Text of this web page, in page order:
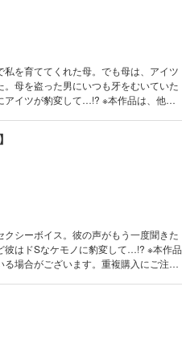
を育ててくれた母。でも母は、アイツ
母を盗った男にいつも牙をむいていた
変して…!? ※本作品は、他コ
シーボイス。彼の声がもう一度聞きた
はドSなケモノに豹変して…!? ※本作品
場合がございます。重複購入にご注意